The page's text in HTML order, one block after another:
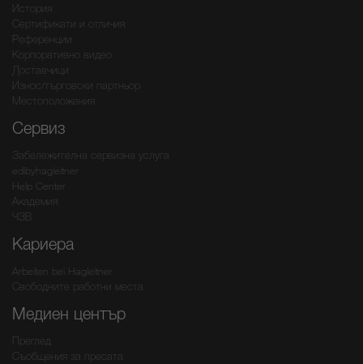
История
Сертификати и отличия
Референции
Корпоративно видео
Доставчици
Износ/търговски партньор
Местоположения
Сервиз
Забележителна сервизна услуга
edibyhagleitner
Help Center
Академия
ЧЗВ
Кариера
Arbeiten bei Hagleitner
Свободните работни места
Медиен център
Преглед
Съобщения за пресата